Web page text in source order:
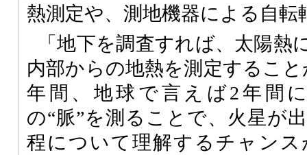
熱測定や、測地機器による自転
「地下を調査すれば、太陽熱
内部からの地熱を測定するこ
年間、地球で言えば2年間
の“脈”を測ることで、火星が
程について理解するチャン